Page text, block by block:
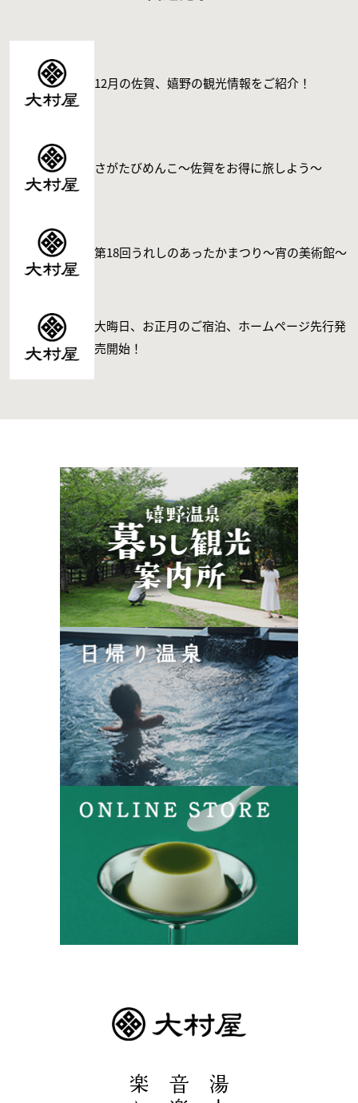
12月の佐賀、嬉野の観光情報をご紹介！
さがたびめんこ〜佐賀をお得に旅しよう〜
第18回うれしのあったかまつり〜宵の美術館〜
大晦日、お正月のご宿泊、ホームページ先行発
売開始！